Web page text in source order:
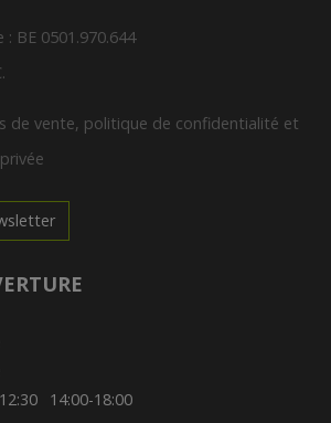
BE 0501.970.644
de vente, politique de confidentialité et
14:00-18:00